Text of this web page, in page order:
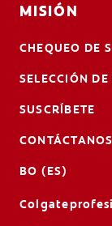
MISIÓN
CHEQUEO DE
SELECCIÓN
SUSCRÍBETE
CONTÁCTANOS
BO (ES)